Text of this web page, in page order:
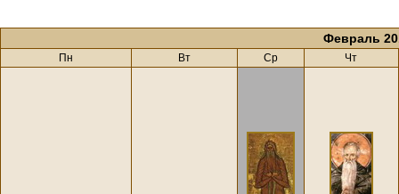
Февраль
Пн Вт Ср Чт